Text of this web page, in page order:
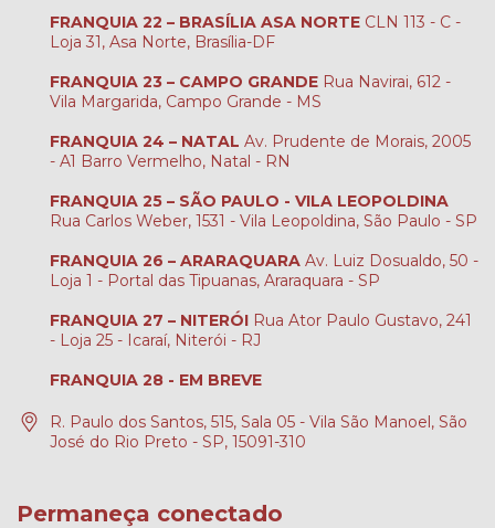
FRANQUIA 22 – BRASÍLIA ASA NORTE CLN 113 - C -
Loja 31, Asa Norte, Brasília-DF
FRANQUIA 23 – CAMPO GRANDE Rua Navirai, 612 -
Vila Margarida, Campo Grande - MS
FRANQUIA 24 – NATAL Av. Prudente de Morais, 2005
- A1 Barro Vermelho, Natal - RN
FRANQUIA 25 – SÃO PAULO - VILA LEOPOLDINA
Rua Carlos Weber, 1531 - Vila Leopoldina, São Paulo - SP
FRANQUIA 26 – ARARAQUARA Av. Luiz Dosualdo, 50 -
Loja 1 - Portal das Tipuanas, Araraquara - SP
FRANQUIA 27 – NITERÓI Rua Ator Paulo Gustavo, 241
- Loja 25 - Icaraí, Niterói - RJ
FRANQUIA 28 - EM BREVE
R. Paulo dos Santos, 515, Sala 05 - Vila São Manoel, São
José do Rio Preto - SP, 15091-310
Permaneça conectado